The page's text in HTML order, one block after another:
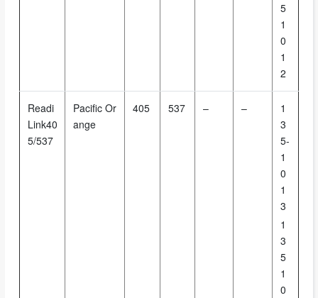
5
1
0
1
2
Readi
Link40
5/537
Pacific Or
ange
405 537 – –
1
3
5-
1
0
1
3
1
3
5
1
0